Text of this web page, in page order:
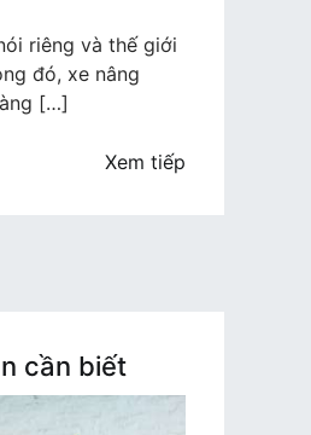
riêng và thế giới
đó, xe nâng
[…]
Xem tiếp
cần biết